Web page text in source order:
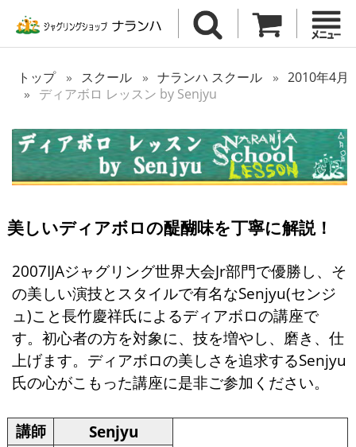
トップ スクール ナランハ スクール
2010年4月
ディアボロ レッスン by Senjyu
美しいディアボロの醍醐味を丁寧に解説！
2007IJAジャグリング世界大会Jr部門で優勝し、そ
の美しい演技とスタイルで有名なSenjyu(センジ
ュ)こと長竹慶祥氏によるディアボロの講座で
す。初心者の方を対象に、技を増やし、磨き、仕
上げます。ディアボロの美しさを追求するSenjyu
氏の心がこもった講座に是非ご参加ください。
講師 Senjyu